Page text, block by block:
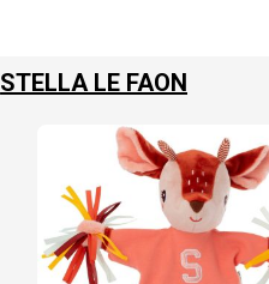
STELLA LE FAON